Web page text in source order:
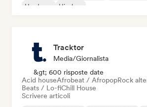
Hardcore
Hip-hop
Tracktor
Media/Giornalista
&gt; 600 risposte date
Acid houseAfrobeat / AfropopRock
Beats / Lo-fiChill House
Scrivere articoli